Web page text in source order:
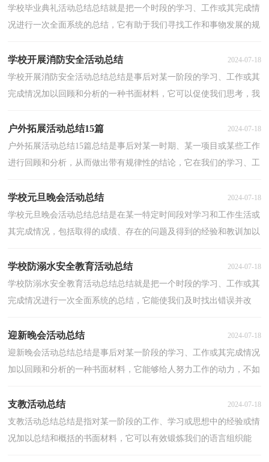
学校毕业典礼活动总结总结就是把一个时段的学习、工作或其完成情
况进行一次全面系统的总结，它有助于我们寻找工作和事物发展的规
学校开展消防安全活动总结 2024-07-18
学校开展消防安全活动总结总结是事后对某一阶段的学习、工作或其
完成情况加以回顾和分析的一种书面材料，它可以促使我们思考，我
户外拓展活动总结15篇 2024-07-18
户外拓展活动总结15篇总结是事后对某一时期、某一项目或某些工作
进行回顾和分析，从而做出带有规律性的结论，它在我们的学习、工
学校元旦晚会活动总结 2024-07-18
学校元旦晚会活动总结总结是在某一特定时间段对学习和工作生活或
其完成情况，包括取得的成绩、存在的问题及得到的经验和教训加以
学校防溺水安全教育活动总结 2024-07-18
学校防溺水安全教育活动总结总结就是把一个时段的学习、工作或其
完成情况进行一次全面系统的总结，它能使我们及时找出错误并改
迎新晚会活动总结 2024-07-18
迎新晚会活动总结总结是事后对某一阶段的学习、工作或其完成情况
加以回顾和分析的一种书面材料，它能够给人努力工作的动力，不如
支教活动总结 2024-07-18
支教活动总结总结是指对某一阶段的工作、学习或思想中的经验或情
况加以总结和概括的书面材料，它可以有效锻炼我们的语言组织能